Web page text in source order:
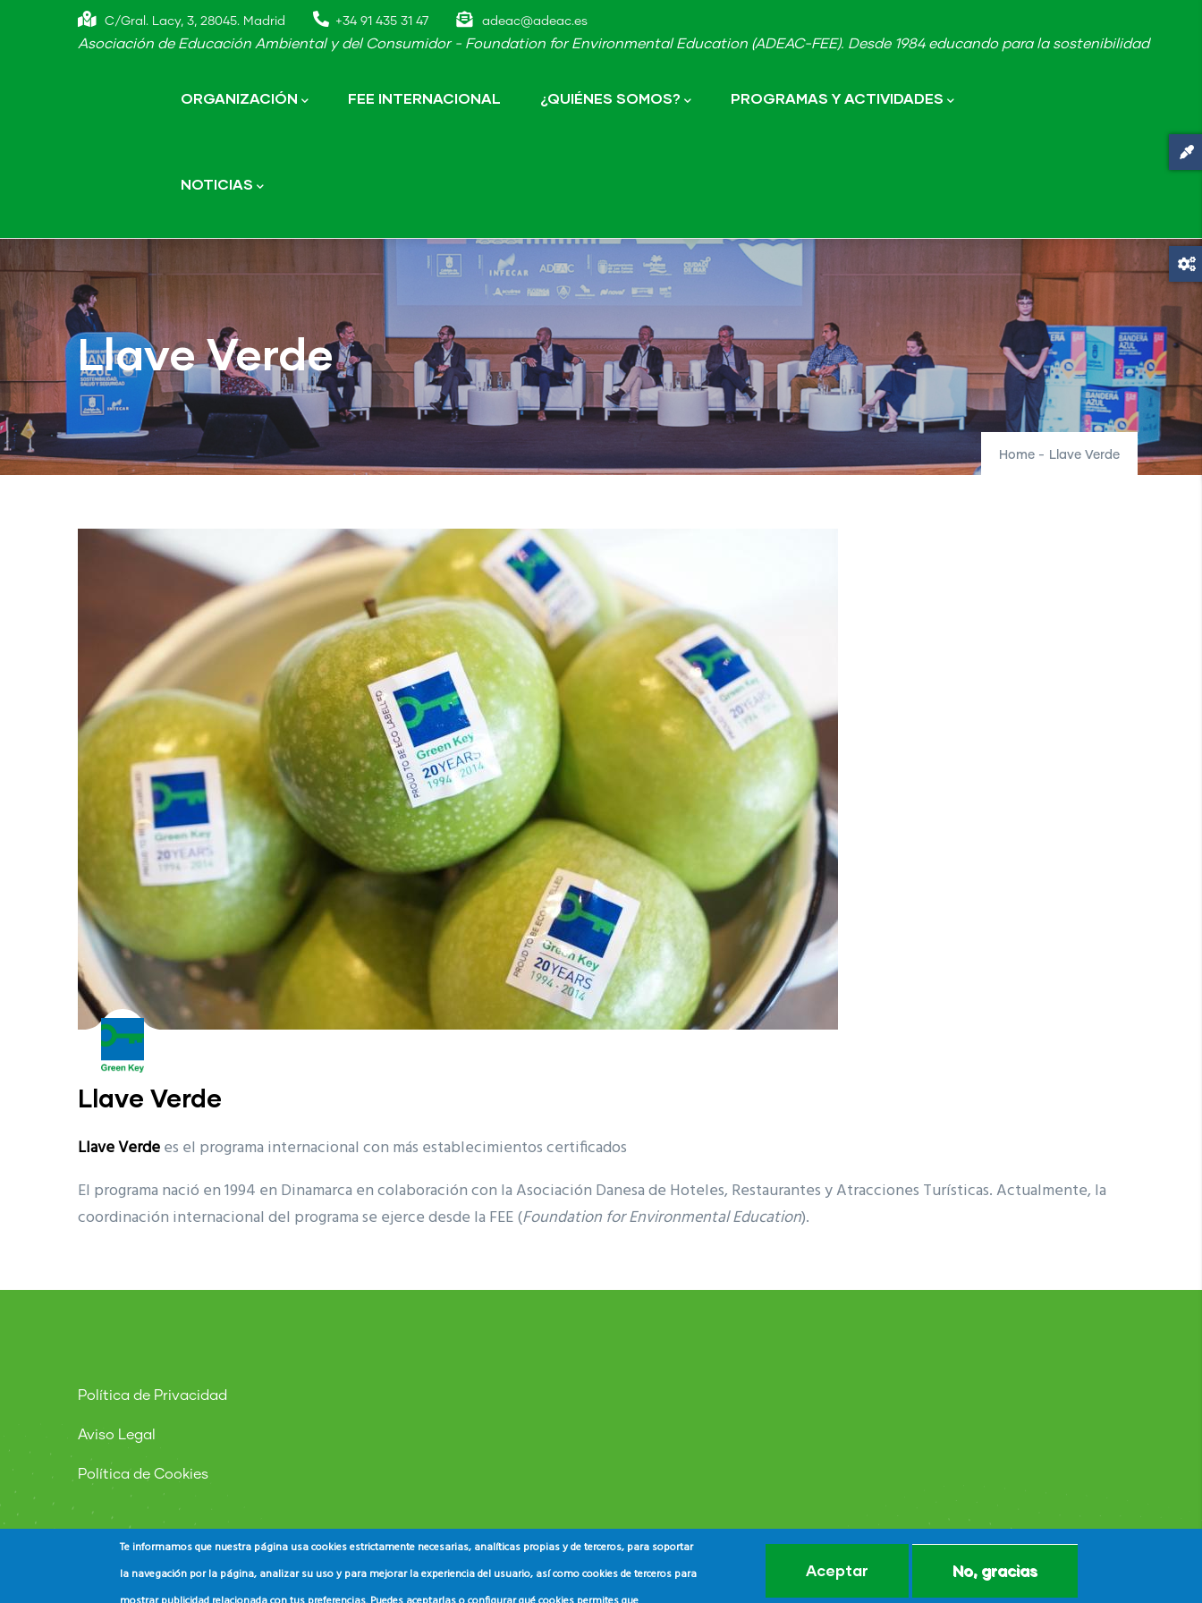
C/Gral. Lacy, 3, 28045. Madrid +34 91 435 31 47 adeac@adeac.es
Asociación de Educación Ambiental y del Consumidor - Foundation for Environmental Education (ADEAC-FEE). Desde 1984 educando para la sostenibilidad
navigation
ORGANIZACIÓN FEE INTERNACIONAL ¿QUIÉNES SOMOS? PROGRAMAS Y ACTIVIDADES
NOTICIAS
Llave Verde
Home - Llave Verde
Llave Verde
Llave Verdees el programa internacional con más establecimientos certificados
El programa nació en 1994 en Dinamarca en colaboración con la Asociación Danesa de Hoteles, Restaurantes y Atracciones Turísticas. Actualmente, la
coordinación internacional del programa se ejerce desde la FEE (Foundation for Environmental Education).
Política de Privacidad
Aviso Legal
Política de Cookies
Te informamos que nuestra página usa cookies estrictamente necesarias, analíticas propias y de terceros, para soportar
la navegación por la página, analizar su uso y para mejorar la experiencia del usuario, así como cookies de terceros para
Aceptar No, gracias